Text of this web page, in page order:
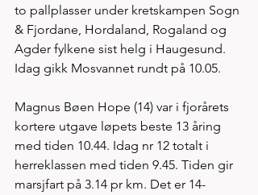
to pallplasser under kretskampen Sogn
& Fjordane, Hordaland, Rogaland og
Agder fylkene sist helg i Haugesund.
Idag gikk Mosvannet rundt på 10.05.
Magnus Bøen Hope (14) var i fjorårets
kortere utgave løpets beste 13 åring
med tiden 10.44. Idag nr 12 totalt i
herreklassen med tiden 9.45. Tiden gir
marsjfart på 3.14 pr km. Det er 14-